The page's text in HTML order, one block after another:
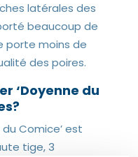
latérales des
beaucoup de
porte moins de
des poires.
‘Doyenne du
Comice’ est
tige, 3